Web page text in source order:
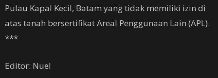
Pulau Kapal Kecil, Batam yang tidak memiliki izin di
atas tanah bersertifikat Areal Penggunaan Lain (APL).
***
Editor: Nuel